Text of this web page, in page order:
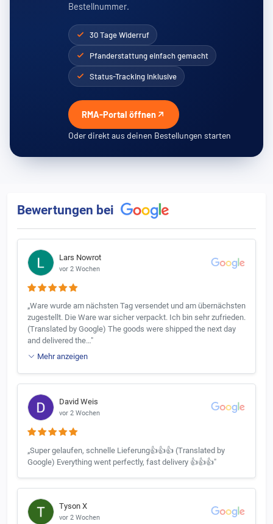
Bestellnummer.
30 Tage Widerruf
Pfanderstattung einfach gemacht
Status-Tracking inklusive
RMA-Portal öffnen
Oder direkt aus deinen Bestellungen starten
Bewertungen bei
Lars Nowrot
vor 2 Wochen
„Ware wurde am nächsten Tag versendet und am übernächsten
zugestellt. Die Ware war sicher verpackt. Ich bin sehr zufrieden.
(Translated by Google) The goods were shipped the next day
and delivered the…"
Mehr anzeigen
David Weis
vor 2 Wochen
„Super gelaufen, schnelle Lieferung👍👍👍 (Translated by
Google) Everything went perfectly, fast delivery 👍👍👍"
Tyson X
vor 2 Wochen